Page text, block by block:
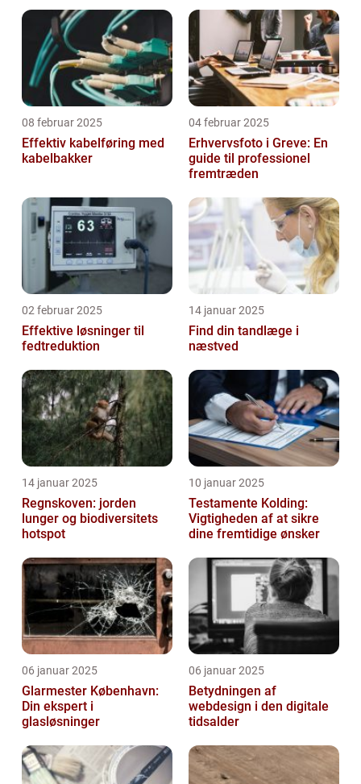
08 februar 2025
Effektiv kabelføring med
kabelbakker
04 februar 2025
Erhvervsfoto i Greve: En
guide til professionel
fremtræden
02 februar 2025
Effektive løsninger til
fedtreduktion
14 januar 2025
Find din tandlæge i
næstved
14 januar 2025
Regnskoven: jorden
lunger og biodiversitets
hotspot
10 januar 2025
Testamente Kolding:
Vigtigheden af at sikre
dine fremtidige ønsker
06 januar 2025
Glarmester København:
Din ekspert i
glasløsninger
06 januar 2025
Betydningen af
webdesign i den digitale
tidsalder